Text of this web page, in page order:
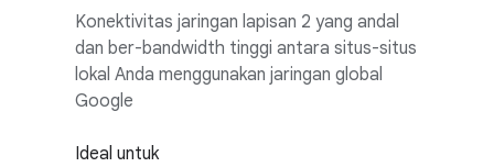
Konektivitas jaringan lapisan 2 yang andal
dan ber-bandwidth tinggi antara situs-situs
lokal Anda menggunakan jaringan global
Google
Ideal untuk